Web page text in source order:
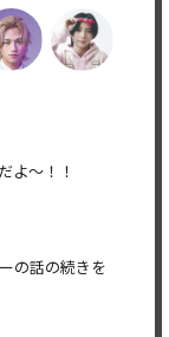
よ〜！！
の話の続きを